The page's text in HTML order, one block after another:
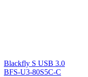
Blackfly S USB 3.0
BFS-U3-80S5C-C